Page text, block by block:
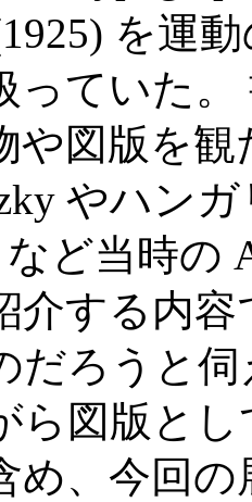
を運
っていた
や図版を
やハン
など当時の
介する内
だろうと
ら図版と
め、今回